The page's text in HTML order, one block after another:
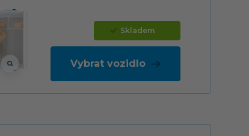
Skladem
Vybrat vozidlo